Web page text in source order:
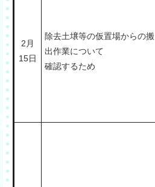
2月
15日
除去土壌等の仮置場からの搬
出作業について
確認するため